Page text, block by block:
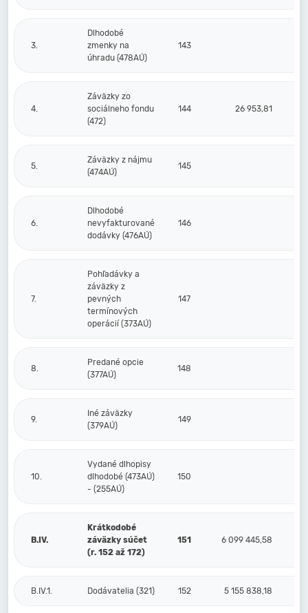
3.
Dlhodobé
zmenky na
úhradu (478AÚ)
143
4.
Záväzky zo
sociálneho fondu
(472)
144 26 953,81
5.
Záväzky z nájmu
(474AÚ)
145
6.
Dlhodobé
nevyfakturované
dodávky (476AÚ)
146
7.
Pohľadávky a
záväzky z
pevných
termínových
operácií (373AÚ)
147
8.
Predané opcie
(377AÚ)
148
9.
Iné záväzky
(379AÚ)
149
10.
Vydané dlhopisy
dlhodobé (473AÚ)
- (255AÚ)
150
B.IV.
Krátkodobé
záväzky súčet
(r. 152 až 172)
151 6 099 445,58
B.IV.1. Dodávatelia (321) 152 5 155 838,18